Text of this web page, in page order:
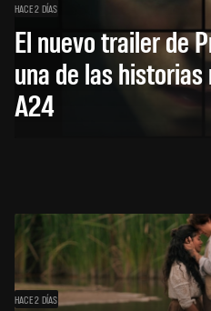
HACE 2 DÍAS
El nuevo trailer de
una de las
A24
HACE 2 DÍAS